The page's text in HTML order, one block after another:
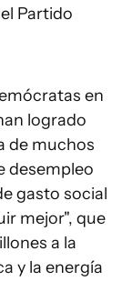
Partido
en
logrado
de muchos
desempleo
gasto social
mejor", que
a la
y la energía